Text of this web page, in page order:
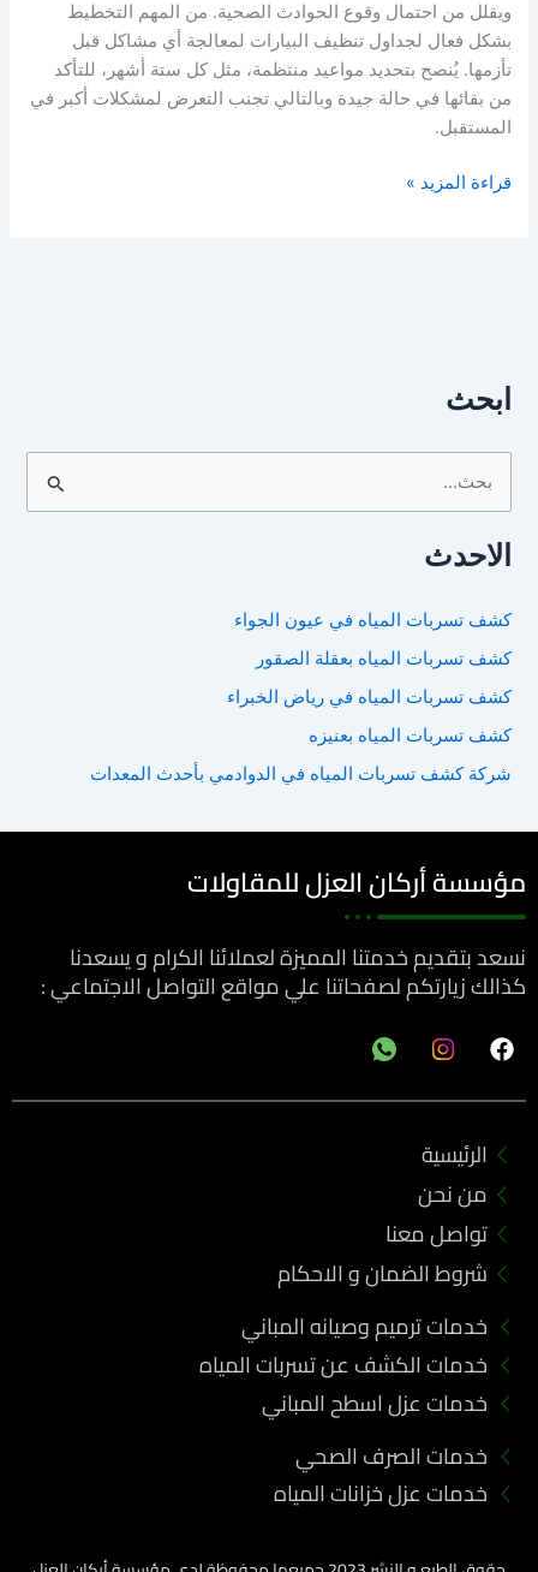
ويقلل من احتمال وقوع الحوادث الصحية. من المهم التخطيط
بشكل فعال لجداول تنظيف البيارات لمعالجة أي مشاكل قبل
تأزمها. يُنصح بتحديد مواعيد منتظمة، مثل كل ستة أشهر، للتأكد
من بقائها في حالة جيدة وبالتالي تجنب التعرض لمشكلات أكبر في
المستقبل.
قراءة المزيد »
ابحث
ث
ع
ن
:
الاحدث
كشف تسربات المياه في عيون الجواء
كشف تسربات المياه بعقلة الصقور
كشف تسربات المياه في رياض الخبراء
كشف تسربات المياه بعنيزه
شركة كشف تسربات المياه في الدوادمي بأحدث المعدات
مؤسسة أركان العزل للمقاولات
نسعد بتقديم خدمتنا المميزة لعملائنا الكرام و يسعدنا
كذالك زيارتكم لصفحاتنا علي مواقع التواصل الاجتماعي :
F
a
e
o
k
الرئيسية
من نحن
تواصل معنا
شروط الضمان و الاحكام
خدمات ترميم وصيانه المباني
خدمات الكشف عن تسربات المياه
خدمات عزل اسطح المباني
خدمات الصرف الصحي
خدمات عزل خزانات المياه